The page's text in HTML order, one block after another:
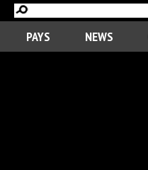
PAYS NEWS